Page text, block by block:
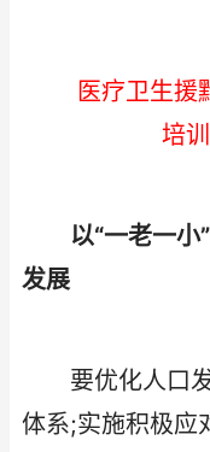
医疗卫生援
培
以“一老一
发展
要优化人口发
体系;实施积极应